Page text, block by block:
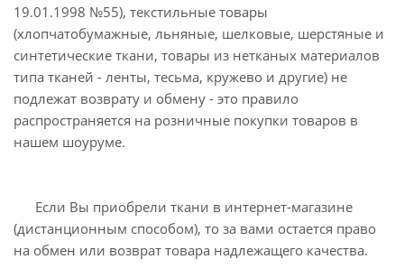
19.01.1998 №55), текстильные товары
(хлопчатобумажные, льняные, шелковые, шерстяные и
синтетические ткани, товары из нетканых материалов
типа тканей - ленты, тесьма, кружево и другие) не
подлежат возврату и обмену - это правило
распространяется на розничные покупки товаров в
нашем шоуруме.
Если Вы приобрели ткани в интернет-магазине
(дистанционным способом), то за вами остается право
на обмен или возврат товара надлежащего качества.